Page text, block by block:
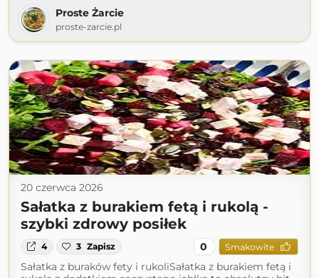
Proste Żarcie
proste-zarcie.pl
20 czerwca 2026
Sałatka z burakiem fetą i rukolą -
szybki zdrowy posiłek
4 3 Zapisz 0 Smakowite
Sałatka z buraków fety i rukoliSałatka z burakiem fetą i